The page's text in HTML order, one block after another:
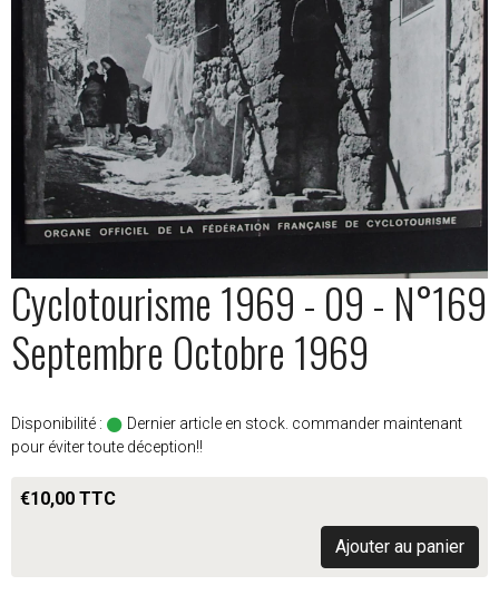
Cyclotourisme 1969 - 09 - N°169
Septembre Octobre 1969
Disponibilité :
Dernier article en stock. commander maintenant
pour éviter toute déception!!
€10,00 TTC
Ajouter au panier